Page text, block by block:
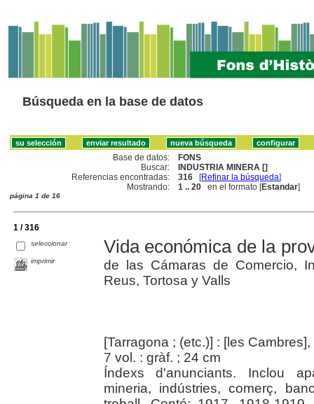
Búsqueda en la base de datos
Base de datos:
FONS
Buscar:
INDUSTRIA MINERA []
Referencias encontradas:
316 [Refinar la búsqueda]
Mostrando:
1 .. 20 en el formato [Estandar]
página 1 de 16
1 / 316
seleccionar
imprimir
Vida económica de la
de las Cámaras de Comercio,
Reus, Tortosa y Valls
[Tarragona ; (etc.)] : [les
7 vol. : gràf. ; 24 cm
Índexs d'anunciants. Inclou
mineria, indústries, comerç,